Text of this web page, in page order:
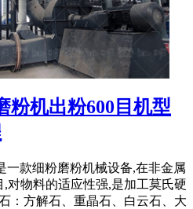
粉机出粉600目机型
一款细粉磨粉机械设备,在非金属
对物料的适应性强,是加工莫氏硬
：方解石、重晶石、白云石、大